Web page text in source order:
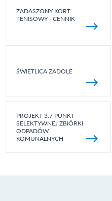
ZADASZONY KORT
TENISOWY - CENNIK
ŚWIETLICA ZADOLE
PROJEKT 3.7 PUNKT
SELEKTYWNEJ ZBIÓRKI
ODPADÓW
KOMUNALNYCH